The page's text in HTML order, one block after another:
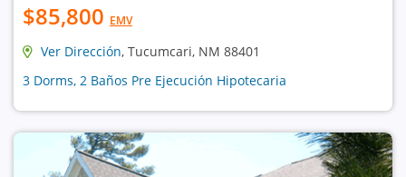
$85,800 EMV
Ver Dirección, Tucumcari, NM 88401
3 Dorms, 2 Baños Pre Ejecución Hipotecaria